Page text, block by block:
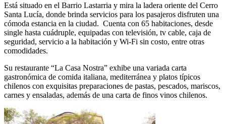
Está situado en el Barrio Lastarria y mira la ladera oriente del Cerro
Santa Lucía, donde brinda servicios para los pasajeros disfruten una
cómoda estancia en la ciudad. Cuenta con 65 habitaciones, desde
single hasta cuádruple, equipadas con televisión, tv cable, caja de
seguridad, servicio a la habitación y Wi-Fi sin costo, entre otras
comodidades.
Su restaurante “La Casa Nostra” exhibe una variada carta
gastronómica de comida italiana, mediterránea y platos típicos
chilenos con exquisitas preparaciones de pastas, pescados, mariscos,
carnes y ensaladas, además de una carta de finos vinos chilenos.